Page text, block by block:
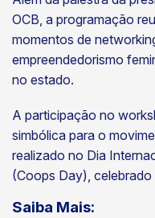
OCB, a programação
momentos de
empreendedorismo
no estado.
A participação no
simbólica para o
realizado no Dia
(Coops Day),
Saiba Mais: